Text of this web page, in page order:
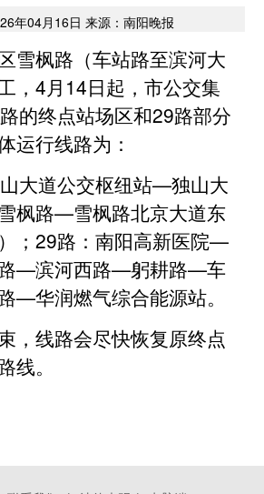
年04月16日 来源：南阳晚报
雪枫路（车站路至滨河大
，4月14日起，市公交集
的终点站场区和29路部分
运行线路为：
大道公交枢纽站—独山大
枫路—雪枫路北京大道东
）；29路：南阳高新医院—
—滨河西路—躬耕路—车
—华润燃气综合能源站。
，线路会尽快恢复原终点
线。